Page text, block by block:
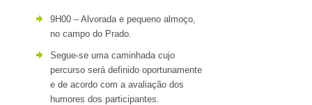
9H00 – Alvorada e pequeno almoço,
no campo do Prado.
Segue-se uma caminhada cujo
percurso será definido oportunamente
e de acordo com a avaliação dos
humores dos participantes.